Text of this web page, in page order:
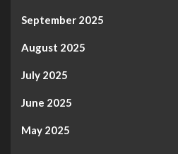
September 2025
August 2025
July 2025
June 2025
May 2025